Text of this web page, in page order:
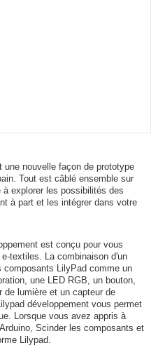
une nouvelle façon de prototype
Tout est câblé ensemble sur
explorer les possibilités des
à part et les intégrer dans votre
est conçu pour vous
textiles. La combinaison d'un
composants LilyPad comme un
une LED RGB, un bouton,
de lumière et un capteur de
développement vous permet
Lorsque vous avez appris à
Scinder les composants et
Lilypad.